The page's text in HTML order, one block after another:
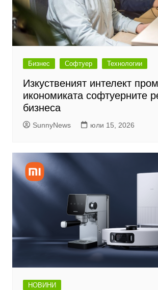
Бизнес Софтуер Технологии
Изкуственият интелект
икономиката софтуерните
бизнеса
SunnyNews юли 15, 2026
НОВИНИ